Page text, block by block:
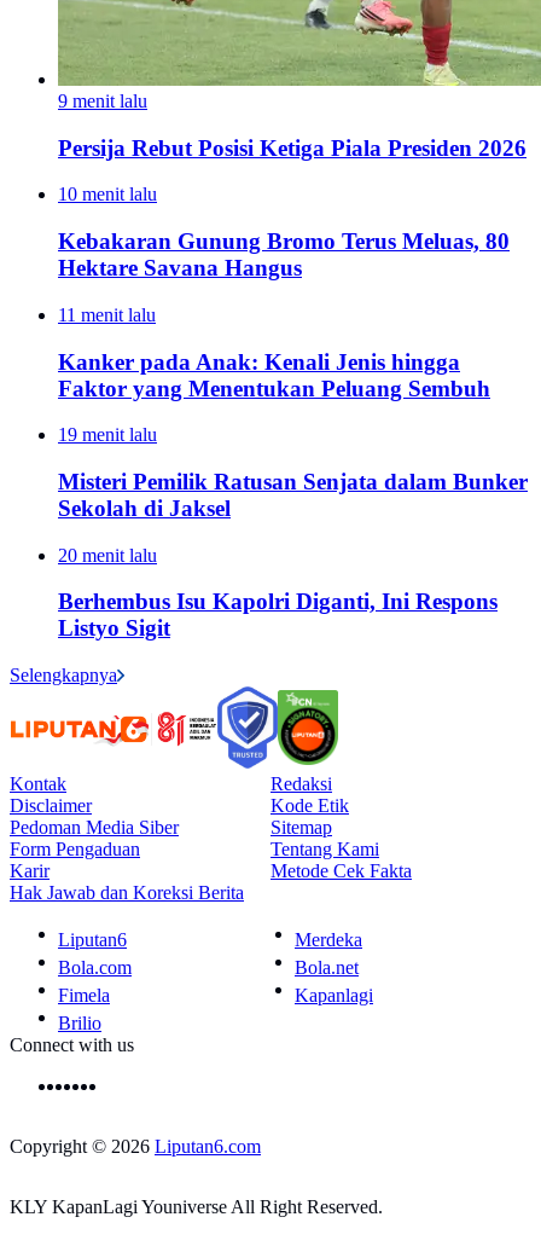
9 menit lalu
Persija Rebut Posisi Ketiga Piala Presiden 2026
10 menit lalu
Kebakaran Gunung Bromo Terus Meluas, 80
Hektare Savana Hangus
11 menit lalu
Kanker pada Anak: Kenali Jenis hingga
Faktor yang Menentukan Peluang Sembuh
19 menit lalu
Misteri Pemilik Ratusan Senjata dalam Bunker
Sekolah di Jaksel
20 menit lalu
Berhembus Isu Kapolri Diganti, Ini Respons
Listyo Sigit
Selengkapnya
Kontak
Redaksi
Disclaimer
Kode Etik
Pedoman Media Siber
Sitemap
Form Pengaduan
Tentang Kami
Karir
Metode Cek Fakta
Hak Jawab dan Koreksi Berita
Liputan6
Merdeka
Bola.com
Bola.net
Fimela
Kapanlagi
Brilio
Connect with us
Copyright © 2026 Liputan6.com
KLY KapanLagi Youniverse All Right Reserved.